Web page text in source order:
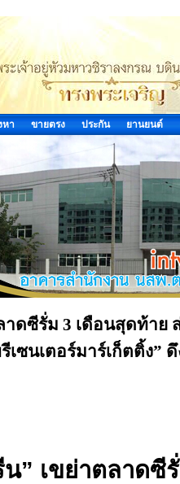
หา ขายตรง ประกัน ยานยนต์
ดซีรั่ม 3 เดือนสุดท้าย
ซนเตอร์มาร์เก็ตติ้ง”
” เขย่าตลาดซี